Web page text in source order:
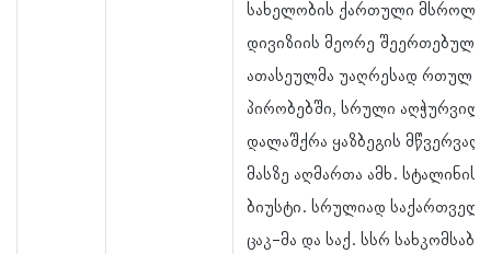
სახელობის ქართული
დივიზიის მეორე შეერთებულმა
ათასეულმა უაღრესად რთულ
პირობებში, სრული
დალაშქრა ყაზბეგის
მასზე აღმართა ამხ. სტალინის
ბიუსტი. სრულიად
ცაკ-მა და საქ. სსრ